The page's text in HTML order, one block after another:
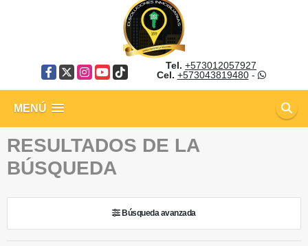
Facebook
X Instagram
YouTube
TikTok
Tel. +573012057927
Cel. +573043819480-
MENÚ
RESULTADOS DE LA
BÚSQUEDA
Búsqueda avanzada